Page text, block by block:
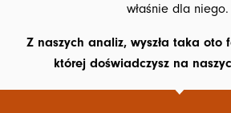
właśnie dla niego.
Z naszych analiz, wyszła taka oto
której doświadczysz na